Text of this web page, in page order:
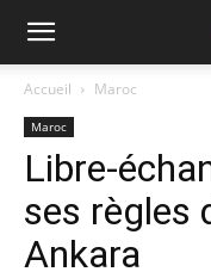
Accueil Maroc
Maroc
Libre-
ses règles
Ankara